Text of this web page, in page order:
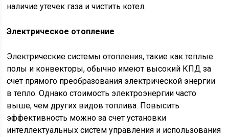
наличие утечек газа и чистить котел.
Электрическое отопление
Электрические системы отопления, такие как теплые
полы и конвекторы, обычно имеют высокий КПД за
счет прямого преобразования электрической энергии
в тепло. Однако стоимость электроэнергии часто
выше, чем других видов топлива. Повысить
эффективность можно за счет установки
интеллектуальных систем управления и использования